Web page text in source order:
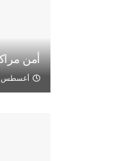
أمن
أغسطس 5, 2026